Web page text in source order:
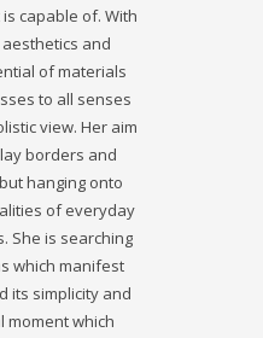
capable of. With
and
of materials
to all senses
view. Her aim
borders and
hanging onto
of everyday
She is searching
which manifest
its simplicity and
moment which